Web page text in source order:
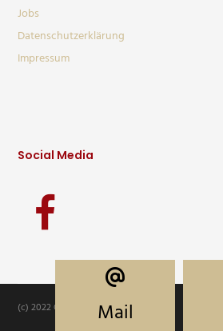
Jobs
Datenschutzerklärung
Impressum
Social Media
(c) 2022 Gastro HaringMail